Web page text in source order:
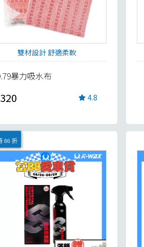
雙材設計 舒適柔軟
暴力吸水布
4.8
86 折